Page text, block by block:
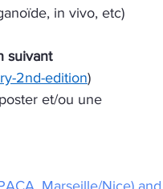
in vivo, etc)
suivant
2nd-edition)
et/ou une
Marseille/Nice) and